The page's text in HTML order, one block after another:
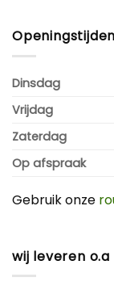
Openingstijden
Dinsdag
Vrijdag
Zaterdag
Op afspraak
Gebruik onze
wij leveren o.a